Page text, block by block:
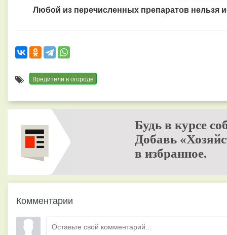
Любой из перечисленных препаратов нельзя
Вредители в огороде
Будь в курсе
Добавь
в избранное.
Комментарии